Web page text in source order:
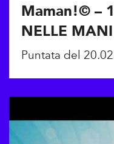
Maman!© –
NELLE MANI
Puntata del